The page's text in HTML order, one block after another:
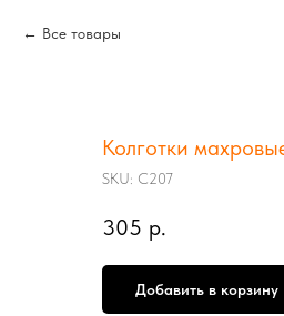
Все товары
Колготки
SKU: С207
305 р.
Добавить в корзину